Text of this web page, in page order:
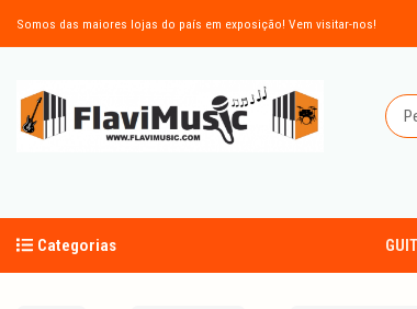
Somos das maiores lojas do país em exposição! Vem visitar-nos!
Categorias